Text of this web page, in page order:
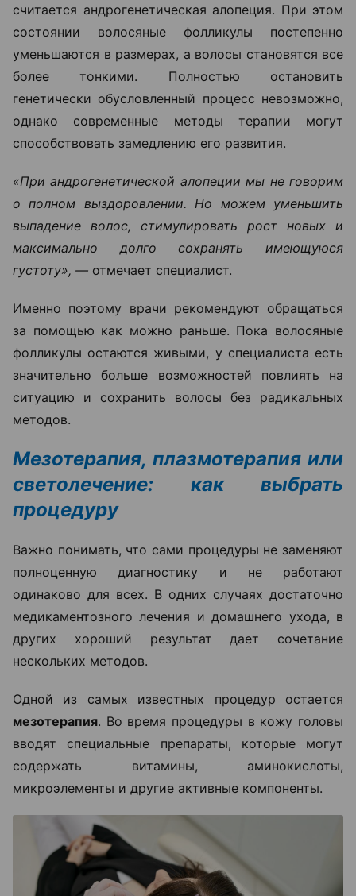
считается андрогенетическая алопеция. При этом
состоянии волосяные фолликулы постепенно
уменьшаются в размерах, а волосы становятся все
более тонкими. Полностью остановить
генетически обусловленный процесс невозможно,
однако современные методы терапии могут
способствовать замедлению его развития.
«При андрогенетической алопеции мы не говорим
о полном выздоровлении. Но можем уменьшить
выпадение волос, стимулировать рост новых и
максимально долго сохранять имеющуюся
густоту», — отмечает специалист.
Именно поэтому врачи рекомендуют обращаться
за помощью как можно раньше. Пока волосяные
фолликулы остаются живыми, у специалиста есть
значительно больше возможностей повлиять на
ситуацию и сохранить волосы без радикальных
методов.
Мезотерапия, плазмотерапия или
светолечение: как выбрать
процедуру
Важно понимать, что сами процедуры не заменяют
полноценную диагностику и не работают
одинаково для всех. В одних случаях достаточно
медикаментозного лечения и домашнего ухода, в
других хороший результат дает сочетание
нескольких методов.
Одной из самых известных процедур остается
мезотерапия. Во время процедуры в кожу головы
вводят специальные препараты, которые могут
содержать витамины, аминокислоты,
микроэлементы и другие активные компоненты.